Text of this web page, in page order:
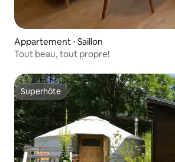
Appartement ⋅ Saillon
Tout beau, tout propre!
Superhôte
Superhôte